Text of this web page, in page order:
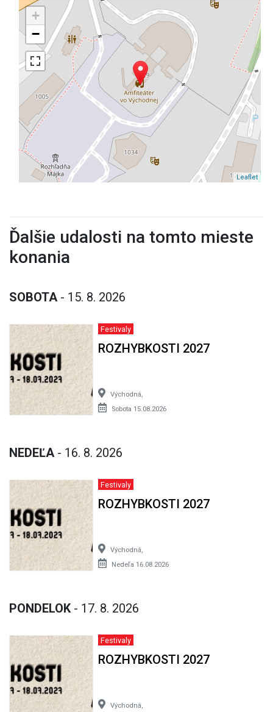
+
−
Leaflet
Ďalšie udalosti na tomto mieste
konania
SOBOTA - 15. 8. 2026
Festivaly
ROZHYBKOSTI 2027
Východná,
Sobota 15.08.2026
NEDEĽA - 16. 8. 2026
Festivaly
ROZHYBKOSTI 2027
Východná,
Nedeľa 16.08.2026
PONDELOK - 17. 8. 2026
Festivaly
ROZHYBKOSTI 2027
Východná,